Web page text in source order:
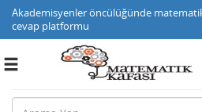
Akademisyenler öncülüğünde
cevap platformu
Toggle